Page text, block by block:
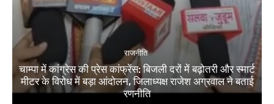
राजनीति
चाम्पा में कांग्रेस की प्रेस कांफ्रेंस: बिजली दरों में बढ़ोतरी और स्मार्ट
मीटर के विरोध में बड़ा आंदोलन, जिलाध्यक्ष राजेश अग्रवाल ने बताई
रणनीति